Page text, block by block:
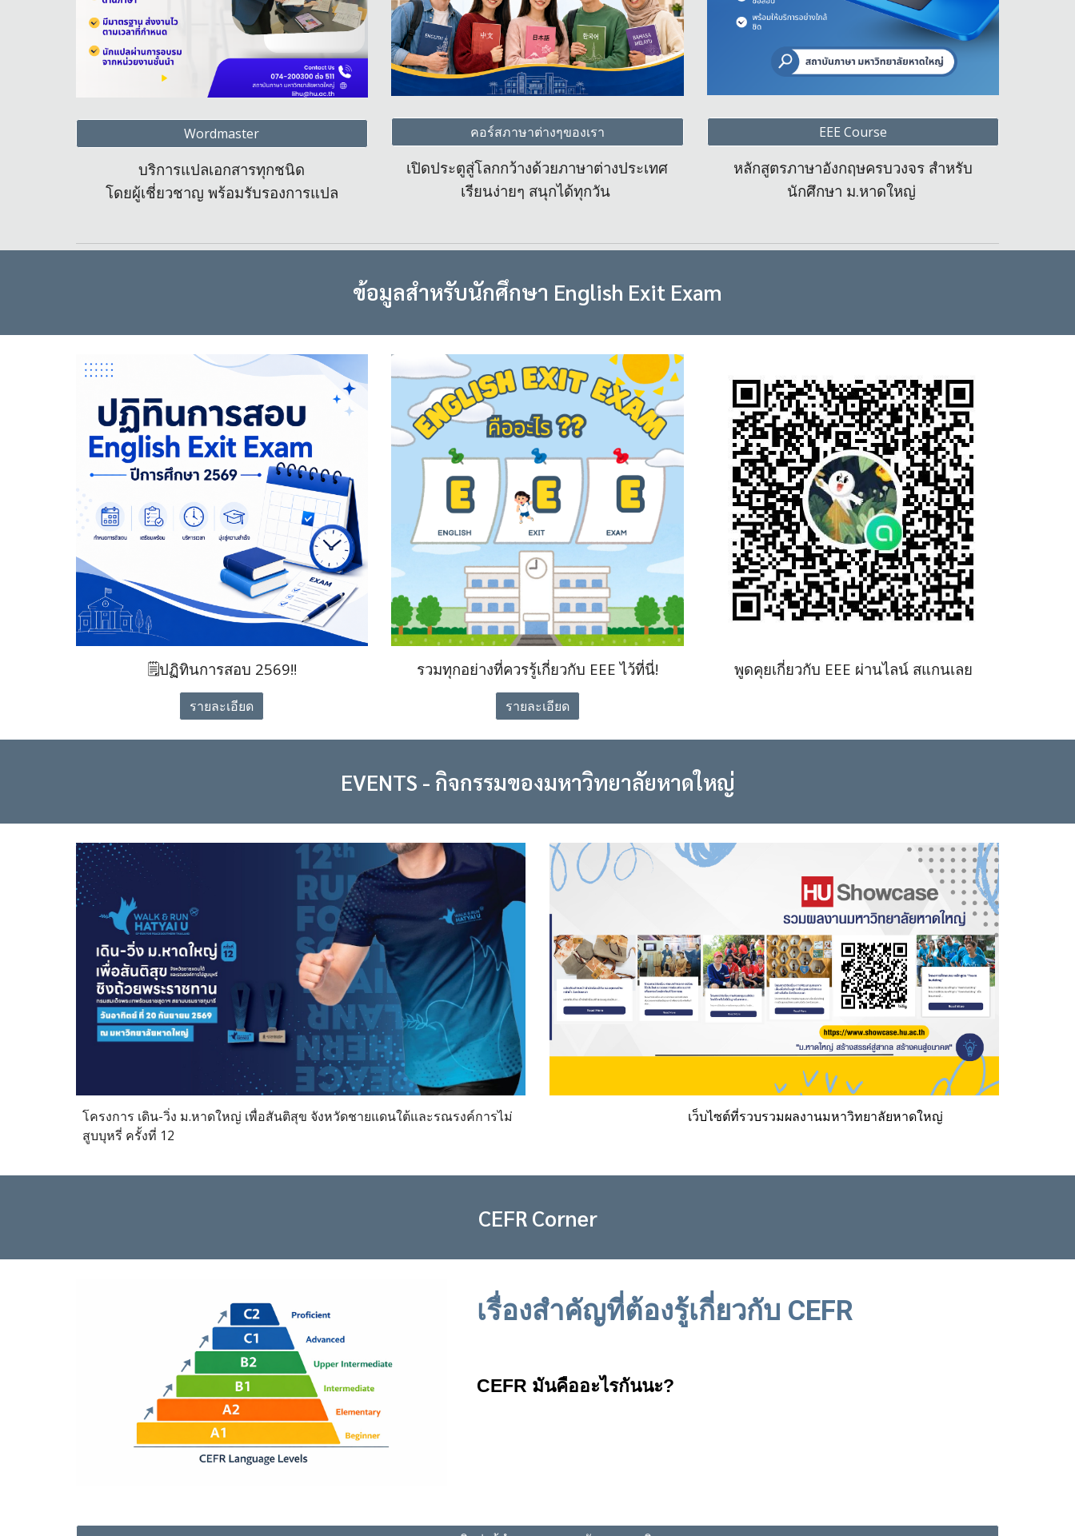
Wordmaster
บริการแปลเอกสารทุกชนิด
โดยผู้เชี่ยวชาญ พร้อมรับรองการแปล
คอร์สภาษาต่างๆของเรา
เปิดประตูสู่โลกกว้างด้วยภาษาต่างประเทศ
เรียนง่ายๆ สนุกได้ทุกวัน
EEE Course
หลักสูตรภาษาอังกฤษครบวงจร สำหรับ
นักศึกษา ม.หาดใหญ่
ข้อมูลสำหรับนักศึกษา English Exit Exam
🗒️ปฏิทินการสอบ 2569‼️
รายละเอียด
รวมทุกอย่างที่ควรรู้เกี่ยวกับ EEE ไว้ที่นี่!
รายละเอียด
พูดคุยเกี่ยวกับ EEE ผ่านไลน์ สแกนเลย
EVENTS - กิจกรรมของมหาวิทยาลัยหาดใหญ่
โครงการ เดิน-วิ่ง ม.หาดใหญ่ เพื่อสันติสุข จังหวัดชายแดนใต้และรณรงค์การไม่
สูบบุหรี่ ครั้งที่ 12
เว็บไซต์ที่รวบรวมผลงานมหาวิทยาลัยหาดใหญ่
CEFR Corner
เรื่องสำคัญที่ต้องรู้เกี่ยวกับ CEFR
CEFR มันคืออะไรกันนะ?